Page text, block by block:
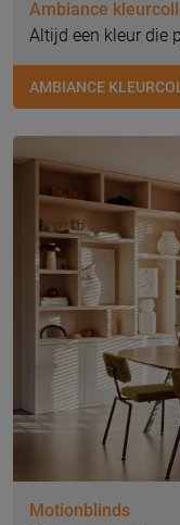
Ambiance
Altijd een kleur die
AMBIANCE
Motionblinds